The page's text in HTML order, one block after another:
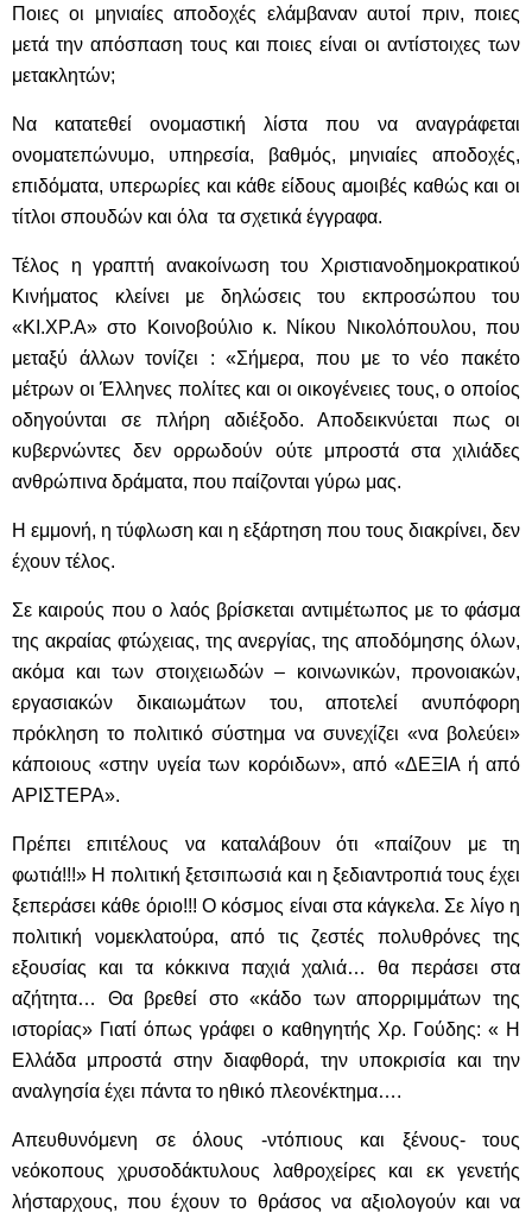
Ποιες οι μηνιαίες αποδοχές ελάμβαναν αυτοί πριν, ποιες
μετά την απόσπαση τους και ποιες είναι οι αντίστοιχες των
μετακλητών;
Να κατατεθεί ονομαστική λίστα που να αναγράφεται
ονοματεπώνυμο, υπηρεσία, βαθμός, μηνιαίες αποδοχές,
επιδόματα, υπερωρίες και κάθε είδους αμοιβές καθώς και οι
τίτλοι σπουδών και όλα τα σχετικά έγγραφα.
Τέλος η γραπτή ανακοίνωση του Χριστιανοδημοκρατικού
Κινήματος κλείνει με δηλώσεις του εκπροσώπου του
«ΚΙ.ΧΡ.Α» στο Κοινοβούλιο κ. Νίκου Νικολόπουλου, που
μεταξύ άλλων τονίζει : «Σήμερα, που με το νέο πακέτο
μέτρων οι Έλληνες πολίτες και οι οικογένειες τους, ο οποίος
οδηγούνται σε πλήρη αδιέξοδο. Αποδεικνύεται πως οι
κυβερνώντες δεν ορρωδούν ούτε μπροστά στα χιλιάδες
ανθρώπινα δράματα, που παίζονται γύρω μας.
Η εμμονή, η τύφλωση και η εξάρτηση που τους διακρίνει, δεν
έχουν τέλος.
Σε καιρούς που ο λαός βρίσκεται αντιμέτωπος με το φάσμα
της ακραίας φτώχειας, της ανεργίας, της αποδόμησης όλων,
ακόμα και των στοιχειωδών – κοινωνικών, προνοιακών,
εργασιακών δικαιωμάτων του, αποτελεί ανυπόφορη
πρόκληση το πολιτικό σύστημα να συνεχίζει «να βολεύει»
κάποιους «στην υγεία των κορόιδων», από «ΔΕΞΙΑ ή από
ΑΡΙΣΤΕΡΑ».
Πρέπει επιτέλους να καταλάβουν ότι «παίζουν με τη
φωτιά!!!» Η πολιτική ξετσιπωσιά και η ξεδιαντροπιά τους έχει
ξεπεράσει κάθε όριο!!! Ο κόσμος είναι στα κάγκελα. Σε λίγο η
πολιτική νομεκλατούρα, από τις ζεστές πολυθρόνες της
εξουσίας και τα κόκκινα παχιά χαλιά… θα περάσει στα
αζήτητα… Θα βρεθεί στο «κάδο των απορριμμάτων της
ιστορίας» Γιατί όπως γράφει ο καθηγητής Χρ. Γούδης: « Η
Ελλάδα μπροστά στην διαφθορά, την υποκρισία και την
αναλγησία έχει πάντα το ηθικό πλεονέκτημα….
Απευθυνόμενη σε όλους -ντόπιους και ξένους- τους
νεόκοπους χρυσοδάκτυλους λαθροχείρες και εκ γενετής
λήσταρχους, που έχουν το θράσος να αξιολογούν και να